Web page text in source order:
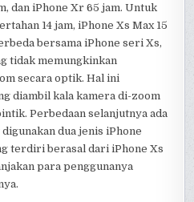
dan iPhone Xr 65 jam. Untuk
14 jam, iPhone Xs Max 15
bersama iPhone seri Xs,
tidak memungkinkan
secara optik. Hal ini
diambil kala kamera di-zoom
Perbedaan selanjutnya ada
dua jenis iPhone
terdiri berasal dari iPhone Xs
para penggunanya